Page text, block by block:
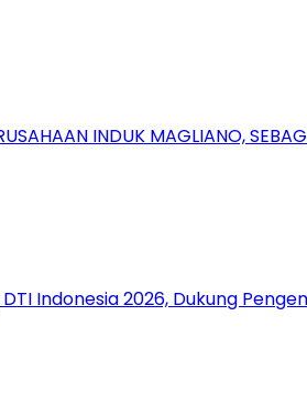
INDUK MAGLIANO,
Indonesia 2026, Dukung